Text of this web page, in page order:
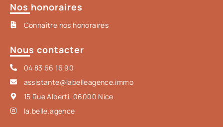
Nos honoraires
Connaître nos honoraires
Nous contacter
04 83 66 16 90
assistante@labelleagence.immo
15 Rue Alberti, 06000 Nice
la.belle.agence